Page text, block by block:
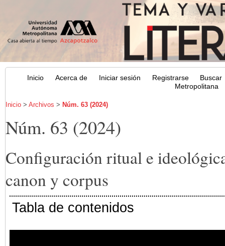
Inicio Acerca de Iniciar sesión Registrarse
Buscar
Metropolitana
Inicio> Archivos > Núm. 63 (2024)
Núm. 63 (2024)
Configuración ritual e
canon y corpus
Tabla de contenidos